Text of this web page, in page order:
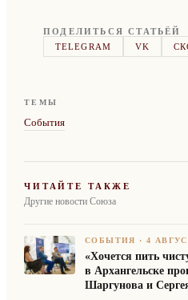
ПОДЕЛИТЬСЯ СТАТЬЁЙ
TELEGRAM
VK
ТЕМЫ
События
ЧИТАЙТЕ ТАКЖЕ
Другие новости Союза
СОБЫТИЯ ·4
«Хочется пить
в Архангельске
Шаргунова и